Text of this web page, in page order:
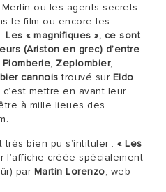
ou les agents secrets
le film ou encore les
Les « magnifiques », ce sont
(Ariston en grec) d’entre
Plomberie, Zeplombier,
cannois trouvé sur Eldo.
mettre en avant leur
à mille lieues des
très bien pu s’intituler : « Les
l’affiche créée spécialement
par Martin Lorenzo, web